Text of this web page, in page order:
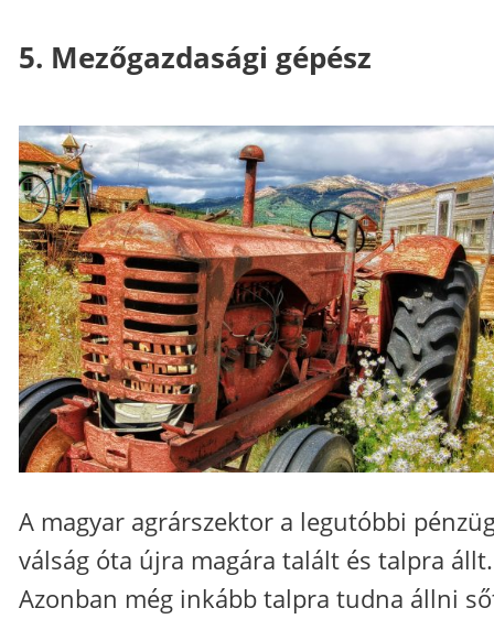
5. Mezőgazdasági gépész
A magyar agrárszektor a legutóbbi
válság óta újra magára talált és talpra állt.
Azonban még inkább talpra tudna állni